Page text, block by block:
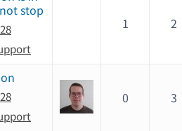
stop
1 2
0 3